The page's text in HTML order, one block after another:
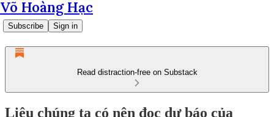
Võ Hoàng Hạc
Subscribe Sign in
Read distraction-free on Substack
Liệu chúng ta có nên đọc dự báo của